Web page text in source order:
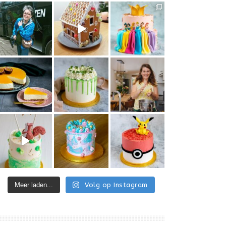
Meer laden... Volg op Instagram